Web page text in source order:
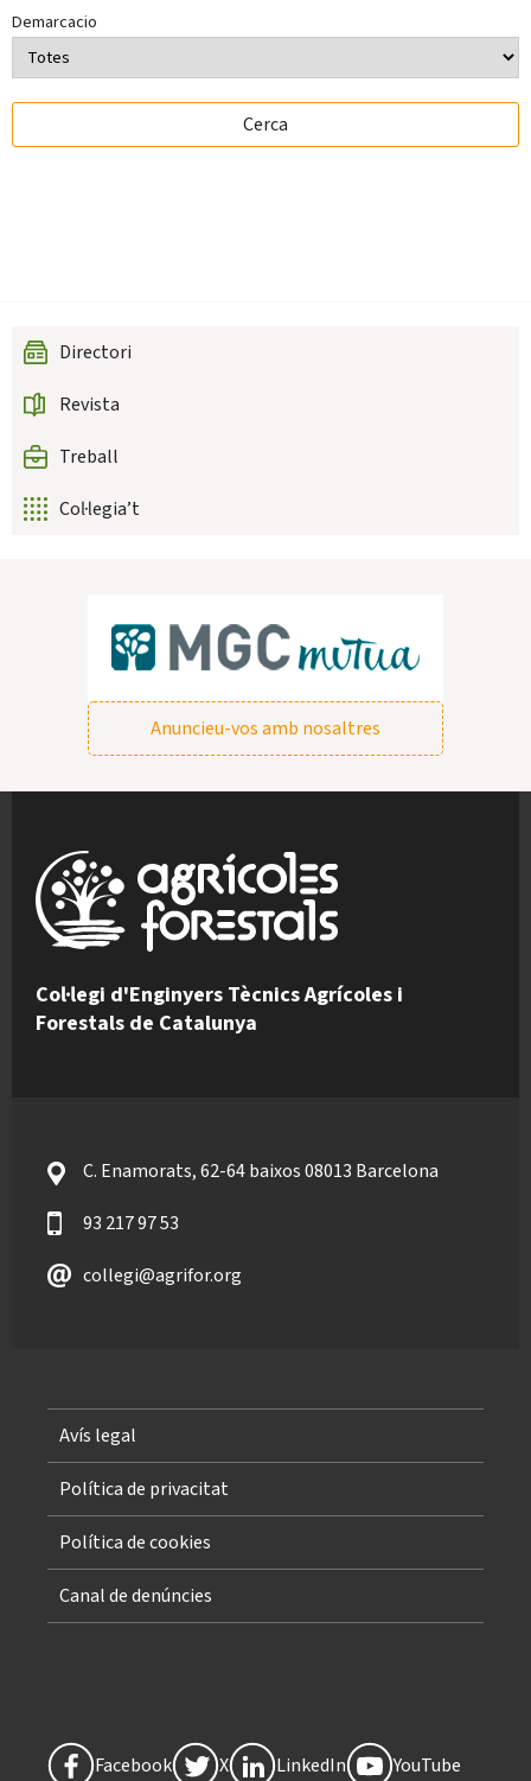
Demarcacio
Directori
Revista
Treball
Col·legia’t
Anuncieu-vos amb nosaltres
Col·legi d'Enginyers Tècnics Agrícoles i
Forestals de Catalunya
C. Enamorats, 62-64 baixos 08013 Barcelona
93 217 97 53
collegi@agrifor.org
Avís legal
Política de privacitat
Política de cookies
Canal de denúncies
Facebook X LinkedIn YouTube